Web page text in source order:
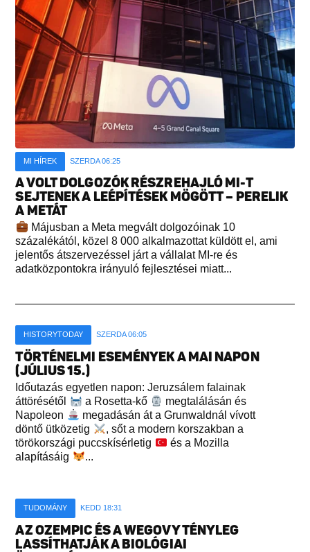
MI HÍREK SZERDA 06:25
A VOLT DOLGOZÓK RÉSZREHAJLÓ MI-T
SEJTENEK A LEÉPÍTÉSEK MÖGÖTT – PERELIK
A METÁT
Májusban a Meta megvált dolgozóinak 10
százalékától, közel 8 000 alkalmazottat küldött el, ami
jelentős átszervezéssel járt a vállalat MI-re és
adatközpontokra irányuló fejlesztései miatt...
HISTORYTODAY SZERDA 06:05
TÖRTÉNELMI ESEMÉNYEK A MAI NAPON
(JÚLIUS 15.)
Időutazás egyetlen napon: Jeruzsálem falainak
áttörésétől
a Rosetta-kő
megtalálásán és
Napoleon
megadásán át a Grunwaldnál vívott
döntő ütközetig
, sőt a modern korszakban a
törökországi puccskísérletig
és a Mozilla
alapításáig
...
TUDOMÁNY KEDD 18:31
AZ OZEMPIC ÉS A WEGOVY TÉNYLEG
LASSÍTHATJÁK A BIOLÓGIAI